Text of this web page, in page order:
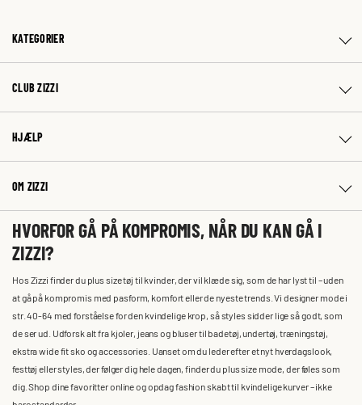
KATEGORIER
CLUB ZIZZI
HJÆLP
OM ZIZZI
HVORFOR GÅ PÅ KOMPROMIS, NÅR DU KAN GÅ I
ZIZZI?
Hos Zizzi finder du plus size tøj til kvinder, der vil klæde sig, som de har lyst til – uden
at gå på kompromis med pasform, komfort eller de nyeste trends. Vi designer mode i
str. 40-64 med forståelse for den kvindelige krop, så styles sidder lige så godt, som
de ser ud. Udforsk alt fra kjoler, jeans og bluser til badetøj, undertøj, træningstøj,
ekstra wide fit sko og accessories. Uanset om du leder efter et nyt hverdagslook,
festtøj eller styles, der følger dig hele dagen, finder du plus size mode, der føles som
dig. Shop dine favoritter online og opdag fashion skabt til kvindelige kurver – ikke